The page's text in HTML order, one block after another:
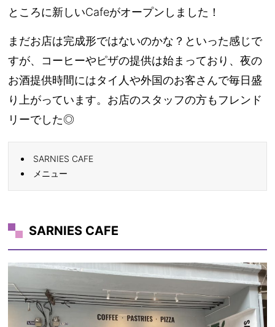
ところに新しいCafeがオープンしました！
まだお店は完成形ではないのかな？といった感じで
すが、コーヒーやピザの提供は始まっており、夜の
お酒提供時間にはタイ人や外国のお客さんで毎日盛
り上がっています。お店のスタッフの方もフレンド
リーでした◎
SARNIES CAFE
メニュー
SARNIES CAFE